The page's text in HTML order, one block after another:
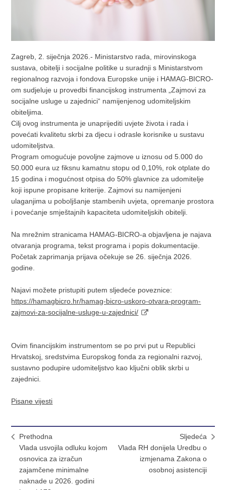
Zagreb, 2. siječnja 2026.- Ministarstvo rada, mirovinskoga
sustava, obitelji i socijalne politike u suradnji s Ministarstvom
regionalnog razvoja i fondova Europske unije i HAMAG-BICRO-
om sudjeluje u provedbi financijskog instrumenta „Zajmovi za
socijalne usluge u zajednici“ namijenjenog udomiteljskim
obiteljima.
Cilj ovog instrumenta je unaprijediti uvjete života i rada i
povećati kvalitetu skrbi za djecu i odrasle korisnike u sustavu
udomiteljstva.
Program omogućuje povoljne zajmove u iznosu od 5.000 do
50.000 eura uz fiksnu kamatnu stopu od 0,10%, rok otplate do
15 godina i mogućnost otpisa do 50% glavnice za udomitelje
koji ispune propisane kriterije. Zajmovi su namijenjeni
ulaganjima u poboljšanje stambenih uvjeta, opremanje prostora
i povećanje smještajnih kapaciteta udomiteljskih obitelji.
Na mrežnim stranicama HAMAG-BICRO-a objavljena je najava
otvaranja programa, tekst programa i popis dokumentacije.
Početak zaprimanja prijava očekuje se 26. siječnja 2026.
godine.
Najavi možete pristupiti putem sljedeće poveznice:
https://hamagbicro.hr/hamag-bicro-uskoro-otvara-program-
zajmovi-za-socijalne-usluge-u-zajednici/
Ovim financijskim instrumentom se po prvi put u Republici
Hrvatskoj, sredstvima Europskog fonda za regionalni razvoj,
sustavno podupire udomiteljstvo kao ključni oblik skrbi u
zajednici.
Pisane vijesti
Prethodna
Vlada usvojila odluku kojom
osnovica za izračun
zajamčene minimalne
naknade u 2026. godini
Sljedeća
Vlada RH donijela Uredbu o
izmjenama Zakona o
osobnoj asistenciji